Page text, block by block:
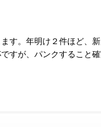
す。年明け２件ほど、
すが、パンクすること